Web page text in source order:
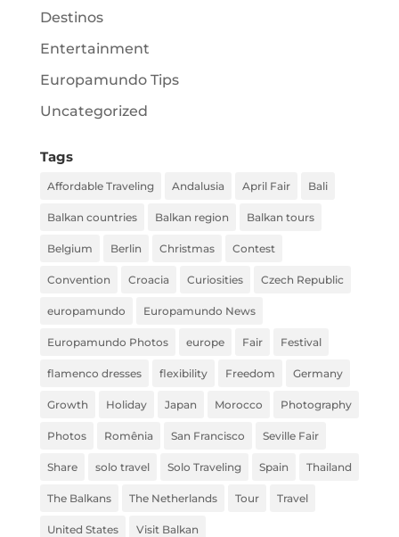
Destinos
Entertainment
Europamundo Tips
Uncategorized
Tags
Affordable Traveling Andalusia April Fair Bali
Balkan countries Balkan region Balkan tours
Belgium Berlin Christmas Contest
Convention Croacia Curiosities Czech Republic
europamundo Europamundo News
Europamundo Photos europe Fair Festival
flamenco dresses flexibility Freedom Germany
Growth Holiday Japan Morocco Photography
Photos Romênia San Francisco Seville Fair
Share solo travel Solo Traveling Spain Thailand
The Balkans The Netherlands Tour Travel
United States Visit Balkan